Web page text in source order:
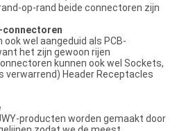
op-rand beide connectoren zijn
connectoren
wel aangeduid als PCB-
het zijn gewoon rijen
kunnen ook wel Sockets,
Header Receptacles
producten worden gemaakt door